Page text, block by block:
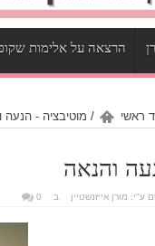
הרצאה על אלימות
ראשי / מוטיבציה - הנעה
והנאה
ע"י: מורן אייזנשטיין ב 0